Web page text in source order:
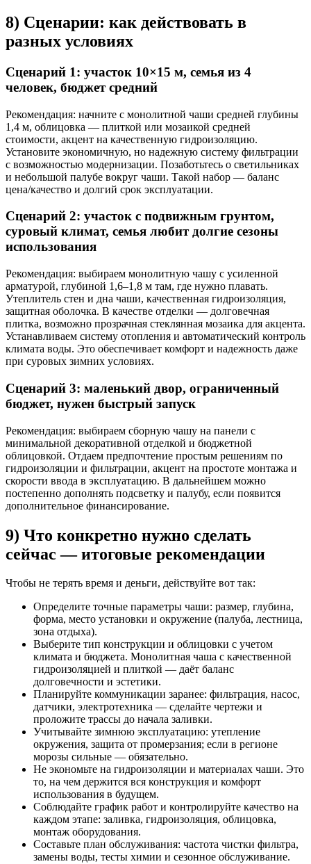
8) Сценарии: как действовать в
разных условиях
Сценарий 1: участок 10×15 м, семья из 4
человек, бюджет средний
Рекомендация: начните с монолитной чаши средней глубины
1,4 м, облицовка — плиткой или мозаикой средней
стоимости, акцент на качественную гидроизоляцию.
Установите экономичную, но надежную систему фильтрации
с возможностью модернизации. Позаботьтесь о светильниках
и небольшой палубе вокруг чаши. Такой набор — баланс
цена/качество и долгий срок эксплуатации.
Сценарий 2: участок с подвижным грунтом,
суровый климат, семья любит долгие сезоны
использования
Рекомендация: выбираем монолитную чашу с усиленной
арматурой, глубиной 1,6–1,8 м там, где нужно плавать.
Утеплитель стен и дна чаши, качественная гидроизоляция,
защитная оболочка. В качестве отделки — долговечная
плитка, возможно прозрачная стеклянная мозаика для акцента.
Устанавливаем систему отопления и автоматический контроль
климата воды. Это обеспечивает комфорт и надежность даже
при суровых зимних условиях.
Сценарий 3: маленький двор, ограниченный
бюджет, нужен быстрый запуск
Рекомендация: выбираем сборную чашу на панели с
минимальной декоративной отделкой и бюджетной
облицовкой. Отдаем предпочтение простым решениям по
гидроизоляции и фильтрации, акцент на простоте монтажа и
скорости ввода в эксплуатацию. В дальнейшем можно
постепенно дополнять подсветку и палубу, если появится
дополнительное финансирование.
9) Что конкретно нужно сделать
сейчас — итоговые рекомендации
Чтобы не терять время и деньги, действуйте вот так:
Определите точные параметры чаши: размер, глубина,
форма, место установки и окружение (палуба, лестница,
зона отдыха).
Выберите тип конструкции и облицовки с учетом
климата и бюджета. Монолитная чаша с качественной
гидроизоляцией и плиткой — даёт баланс
долговечности и эстетики.
Планируйте коммуникации заранее: фильтрация, насос,
датчики, электротехника — сделайте чертежи и
проложите трассы до начала заливки.
Учитывайте зимнюю эксплуатацию: утепление
окружения, защита от промерзания; если в регионе
морозы сильные — обязательно.
Не экономьте на гидроизоляции и материалах чаши. Это
то, на чем держится вся конструкция и комфорт
использования в будущем.
Соблюдайте график работ и контролируйте качество на
каждом этапе: заливка, гидроизоляция, облицовка,
монтаж оборудования.
Составьте план обслуживания: частота чистки фильтра,
замены воды, тесты химии и сезонное обслуживание.